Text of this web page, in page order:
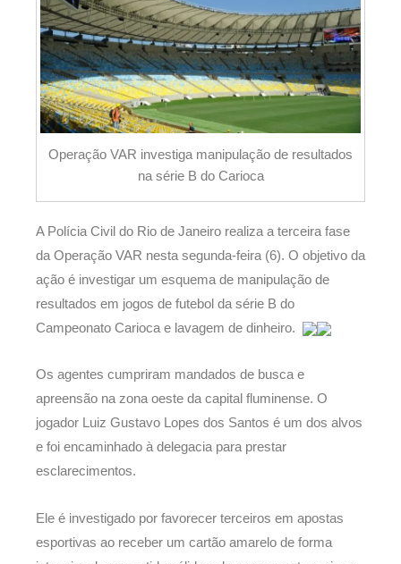
Operação VAR investiga manipulação de resultados
na série B do Carioca
A Polícia Civil do Rio de Janeiro realiza a terceira fase
da Operação VAR nesta segunda-feira (6). O objetivo da
ação é investigar um esquema de manipulação de
resultados em jogos de futebol da série B do
Campeonato Carioca e lavagem de dinheiro.
Os agentes cumpriram mandados de busca e
apreensão na zona oeste da capital fluminense. O
jogador Luiz Gustavo Lopes dos Santos é um dos alvos
e foi encaminhado à delegacia para prestar
esclarecimentos.
Ele é investigado por favorecer terceiros em apostas
esportivas ao receber um cartão amarelo de forma